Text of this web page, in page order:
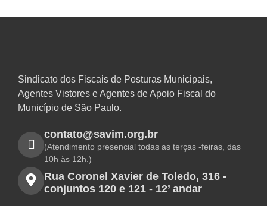
Sindicato dos Fiscais de Posturas Municipais,
Agentes Vistores e Agentes de Apoio Fiscal do
Município de São Paulo.
contato@savim.org.br
(Atendimento presencial todas as terças -feiras, das
10h às 12h.)
Rua Coronel Xavier de Toledo, 316 -
conjuntos 120 e 121 - 12’ andar